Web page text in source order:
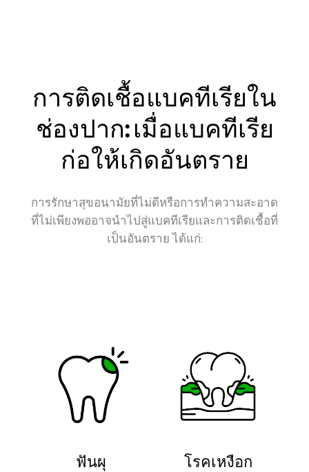
การติดเชื้อแบคทีเรียใน
ช่องปาก: เมื่อแบคทีเรีย
ก่อให้เกิดอันตราย
การรักษาสุขอนามัยที่ไม่ดีหรือการทำความสะอาด
ที่ไม่เพียงพออาจนำไปสู่แบคทีเรียและการติดเชื้อที่
เป็นอันตราย ได้แก่:
ฟันผุ
โรคเหงือก